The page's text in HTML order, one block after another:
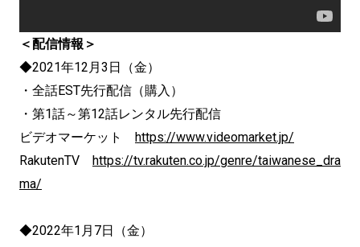
＜配信情報＞
◆2021年12月3日（金）
・全話EST先行配信（購入）
・第1話～第12話レンタル先行配信
ビデオマーケット https://www.videomarket.jp/
RakutenTV https://tv.rakuten.co.jp/genre/taiwanese_dra
ma/
◆2022年1月7日（金）